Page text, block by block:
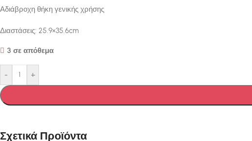
Αδιάβροχη θήκη γενικής χρήσης
Διαστάσεις: 25.9×35.6cm
3 σε απόθεμα
- +
Σχετικά Προϊόντα